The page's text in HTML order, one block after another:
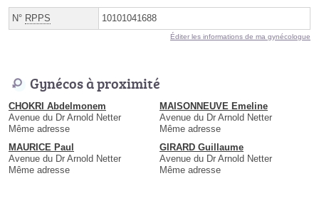
N° RPPS 10101041688
Éditer les informations de ma gynécologue
Gynécos à proximité
CHOKRI Abdelmonem
Avenue du Dr Arnold Netter
Même adresse
MAISONNEUVE Emeline
Avenue du Dr Arnold Netter
Même adresse
MAURICE Paul
Avenue du Dr Arnold Netter
Même adresse
GIRARD Guillaume
Avenue du Dr Arnold Netter
Même adresse